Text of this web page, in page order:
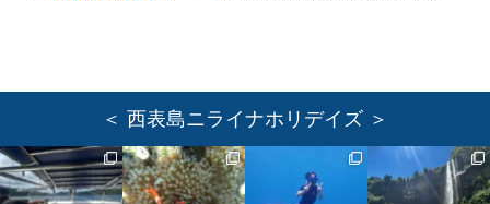
＜ 西表島ニライナホリデイズ ＞